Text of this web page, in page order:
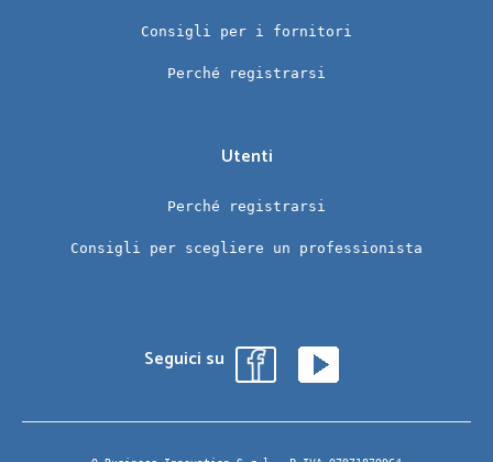
Consigli per i fornitori
Perché registrarsi
Utenti
Perché registrarsi
Consigli per scegliere un professionista
Seguici su